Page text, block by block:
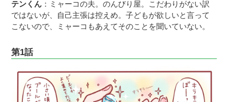
テンくん ：ミャーコの夫。のんびり屋。こだわりがない訳
ではないが、自己主張は控えめ。子どもが欲しいと言って
こないので、ミャーコもあえてそのことを聞いていない。
第1話